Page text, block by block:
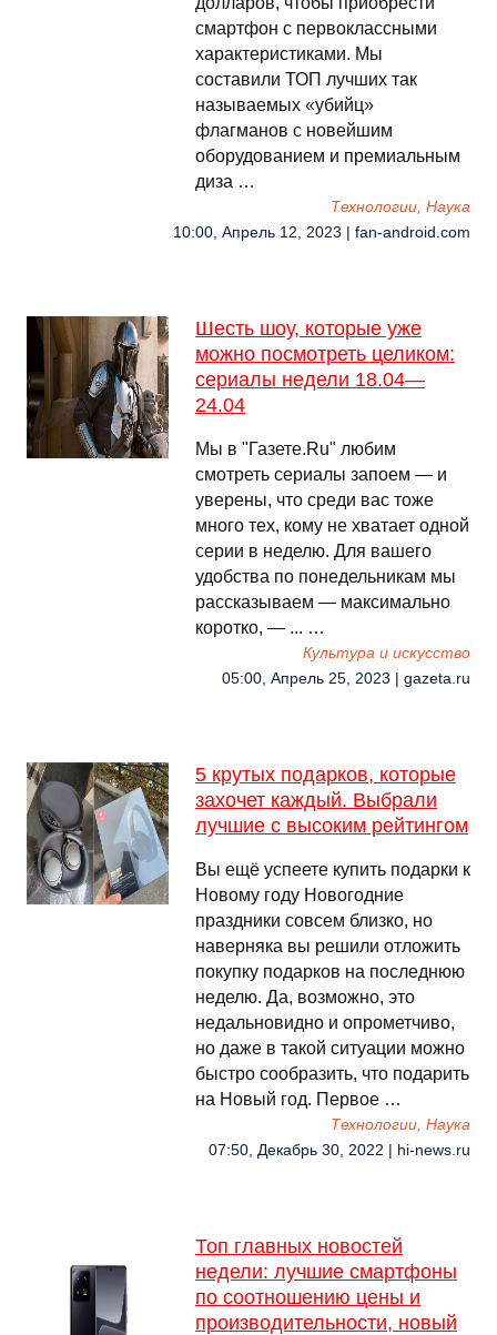
смартфон с первоклассными
характеристиками. Мы
составили ТОП лучших так
называемых «убийц»
флагманов с новейшим
оборудованием и премиальным
диза …
Технологии, Наука
10:00, Апрель 12, 2023 | fan-android.com
Шесть шоу, которые уже
можно посмотреть целиком:
сериалы недели 18.04—
24.04
Мы в "Газете.Ru" любим
смотреть сериалы запоем — и
уверены, что среди вас тоже
много тех, кому не хватает одной
серии в неделю. Для вашего
удобства по понедельникам мы
рассказываем — максимально
коротко, — ... …
Культура и искусство
05:00, Апрель 25, 2023 | gazeta.ru
5 крутых подарков, которые
захочет каждый. Выбрали
лучшие с высоким рейтингом
Вы ещё успеете купить подарки к
Новому году Новогодние
праздники совсем близко, но
наверняка вы решили отложить
покупку подарков на последнюю
неделю. Да, возможно, это
недальновидно и опрометчиво,
но даже в такой ситуации можно
быстро сообразить, что подарить
на Новый год. Первое …
Технологии, Наука
07:50, Декабрь 30, 2022 | hi-news.ru
Топ главных новостей
недели: лучшие смартфоны
по соотношению цены и
производительности, новый